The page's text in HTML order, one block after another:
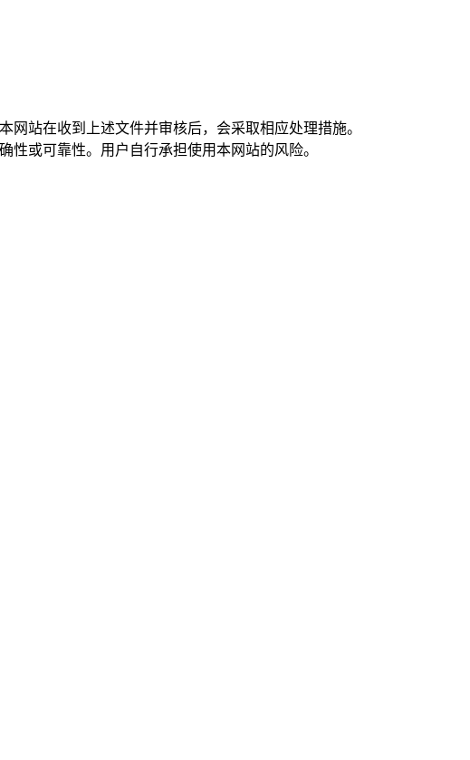
站在收到上述文件并审核后，会采取相应处理措施。
或可靠性。用户自行承担使用本网站的风险。